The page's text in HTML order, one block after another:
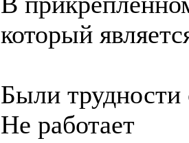
который
Были трудности